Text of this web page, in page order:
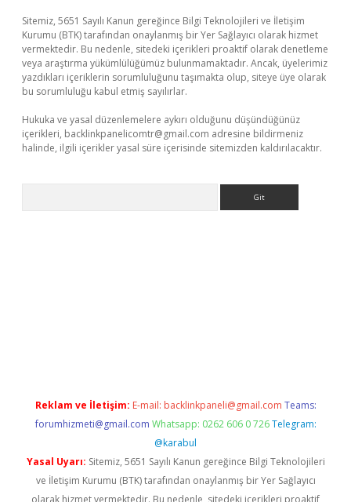
Sitemiz, 5651 Sayılı Kanun gereğince Bilgi Teknolojileri ve İletişim
Kurumu (BTK) tarafından onaylanmış bir Yer Sağlayıcı olarak hizmet
vermektedir. Bu nedenle, sitedeki içerikleri proaktif olarak denetleme
veya araştırma yükümlülüğümüz bulunmamaktadır. Ancak, üyelerimiz
yazdıkları içeriklerin sorumluluğunu taşımakta olup, siteye üye olarak
bu sorumluluğu kabul etmiş sayılırlar.
Hukuka ve yasal düzenlemelere aykırı olduğunu düşündüğünüz
içerikleri, backlinkpanelicomtr@gmail.com adresine bildirmeniz
halinde, ilgili içerikler yasal süre içerisinde sitemizden kaldırılacaktır.
Reklam ve İletişim: E-mail: backlinkpaneli@gmail.com Teams:
forumhizmeti@gmail.com Whatsapp: 0262 606 0 726 Telegram:
@karabul
Yasal Uyarı: Sitemiz, 5651 Sayılı Kanun gereğince Bilgi Teknolojileri
ve İletişim Kurumu (BTK) tarafından onaylanmış bir Yer Sağlayıcı
olarak hizmet vermektedir. Bu nedenle, sitedeki içerikleri proaktif